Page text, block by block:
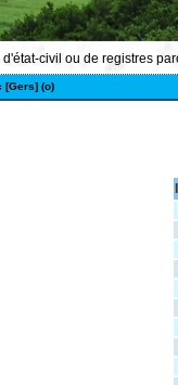
civil ou de registres
[Gers] (o)